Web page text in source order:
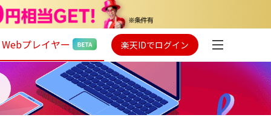
Webプレイヤー 楽天IDでログイン